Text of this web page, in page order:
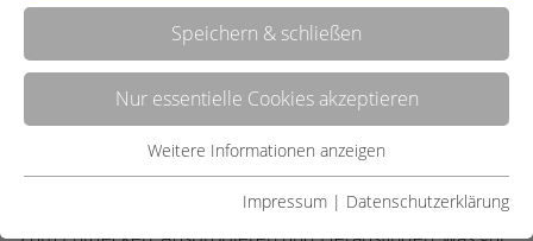
SPORTKURSE BEIM SPORTBILDUNGSWERK
Das SportBildungswerk hat Sportangebote für jeden
Geschmack. Für drinnen oder draußen, Luft oder Wasser.
Speichern & schließen
Nur essentielle Cookies akzeptieren
Essentielle Cookies werden für grundlegende Funktionen der
Weitere Informationen anzeigen
Impressum | Datenschutzerklärung